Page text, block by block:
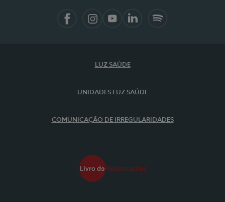
LUZ SAÚDE
UNIDADES LUZ SAÚDE
COMUNICAÇÃO DE IRREGULARIDADES